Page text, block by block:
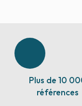
Plus de 10
références